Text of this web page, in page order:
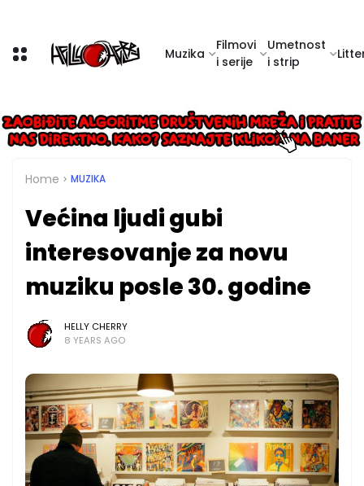
Muzika
Filmovi
i serije
Umetnost
i strip
Home MUZIKA
Većina ljudi gubi
interesovanje za novu
muziku posle 30. godine
HELLY CHERRY
8 YEARS AGO